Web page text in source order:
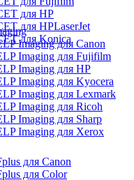
для HP
для HPLaserJet
для Konica
Imaging для Canon
Imaging для Fujifilm
Imaging для HP
Imaging для Kyocera
Imaging для Lexmark
Imaging для Ricoh
Imaging для Sharp
Imaging для Xerox
для Canon
для Color